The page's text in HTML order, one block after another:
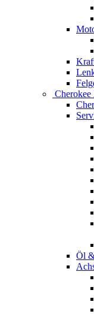
Cherokee
Öl